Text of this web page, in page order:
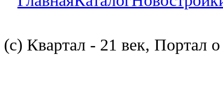
(с) Квартал - 21 век, Портал